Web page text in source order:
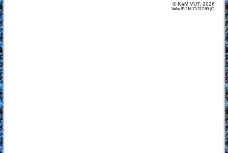
© KaM VUT, 2026
Vaše IP:216.73.217.69 (0)